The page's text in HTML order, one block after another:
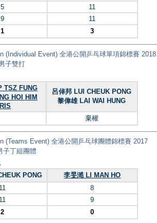
5
11
9
11
1 3
(Individual Event) 全港公開乒乓球單項錦標賽 2018
子雙打
TSZ FUNG
HOI HIM
呂倬邦 LUI CHEUK PONG
黎偉雄 LAI WAI HUNG
棄權
(Teams Event) 全港公開乒乓球團體錦標賽 2017
子丁組團體
PONG
李旻澔 LI MAN HO
11
8
11
9
2 0